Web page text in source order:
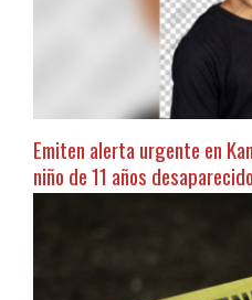
Emiten alerta urgente en
niño de 11 años desaparecido